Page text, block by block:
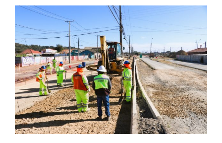
Noticias
Reportajes
Columnas
Música Clásica
Especiales
Archivo Sonoro
Ver
más
grande